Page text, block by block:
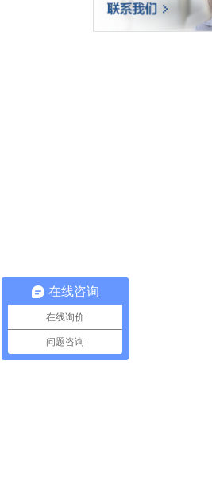
在线咨询
在线询价
问题咨询